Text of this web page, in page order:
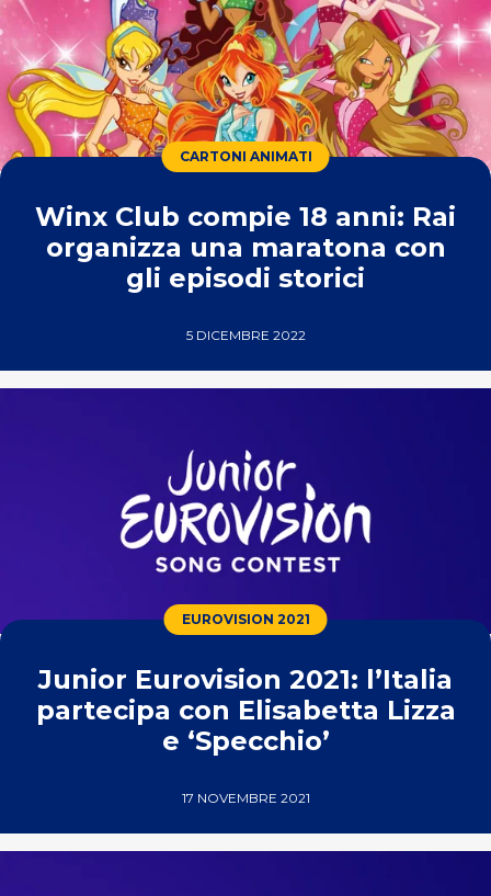
CARTONI ANIMATI
Winx Club compie 18 anni: Rai
organizza una maratona con
gli episodi storici
5 DICEMBRE 2022
EUROVISION 2021
Junior Eurovision 2021: l’Italia
partecipa con Elisabetta Lizza
e ‘Specchio’
17 NOVEMBRE 2021